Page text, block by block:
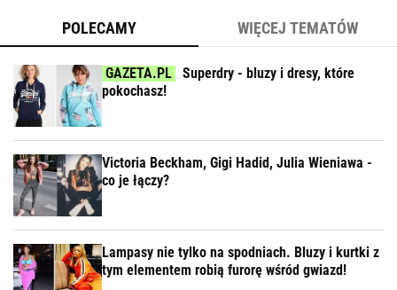
POLECAMY WIĘCEJ TEMATÓW
Superdry - bluzy i dresy, które
pokochasz!
Victoria Beckham, Gigi Hadid, Julia Wieniawa -
co je łączy?
Lampasy nie tylko na spodniach. Bluzy i kurtki z
tym elementem robią furorę wśród gwiazd!